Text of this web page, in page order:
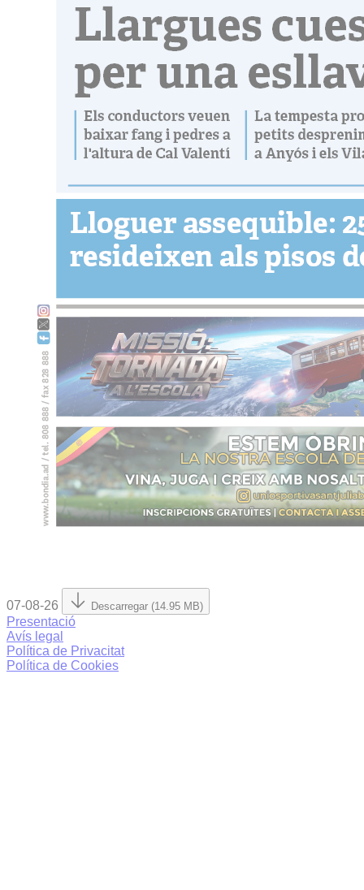
07-08-26 Descarregar (14.95 MB)
Presentació
Avís legal
Política de Privacitat
Política de Cookies